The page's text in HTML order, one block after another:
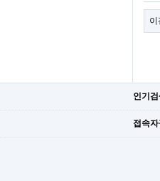
이
인기검
접속자